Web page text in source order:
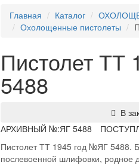
Главная Каталог
Охолощенные пистолеты
Пистолет ТТ
5488
В
АРХИВНЫЙ №:ЯГ 5488
Пистолет ТТ 1945 год №ЯГ 5488.
послевоенной шлифовки, родное